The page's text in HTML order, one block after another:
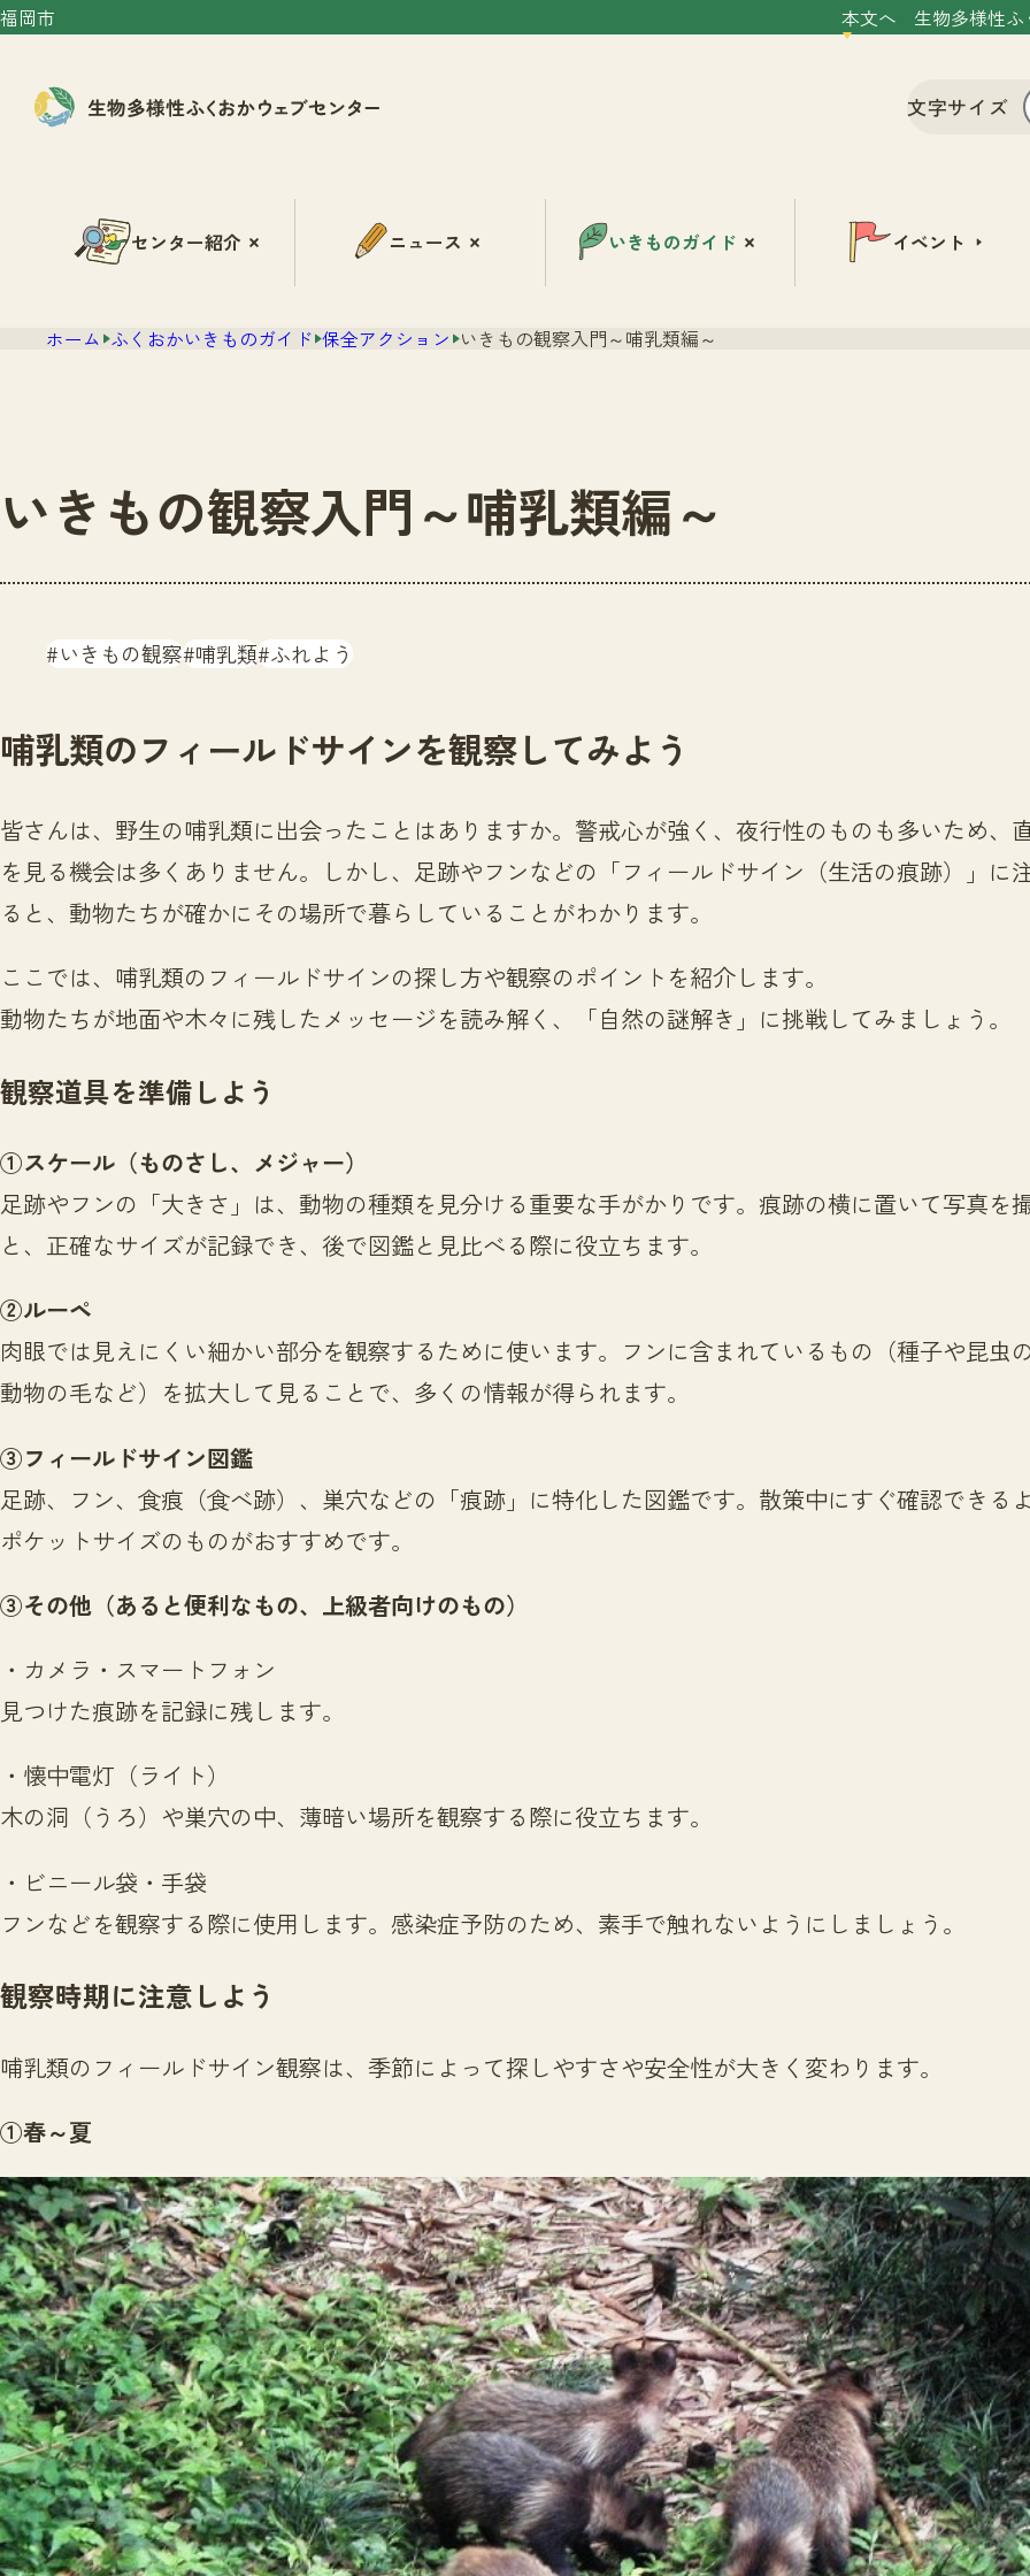
福岡市 本文へ 生物多様性
文字サイズ
センター紹介 ニュース いきものガイド イベント
ホーム ふくおかいきものガイド 保全アクション いきもの観察入門～哺乳類編～
いきもの観察入門～哺乳類編～
いきもの観察 哺乳類 ふれよう
哺乳類のフィールドサインを観察してみよう
皆さんは、野生の哺乳類に出会ったことはありますか。警戒心が強く、夜行性のものも多いため、
を見る機会は多くありません。しかし、足跡やフンなどの「フィールドサイン（生活の痕跡）」に
ると、動物たちが確かにその場所で暮らしていることがわかります。
ここでは、哺乳類のフィールドサインの探し方や観察のポイントを紹介します。
動物たちが地面や木々に残したメッセージを読み解く、「自然の謎解き」に挑戦してみましょう。
観察道具を準備しよう
①スケール（ものさし、メジャー）
足跡やフンの「大きさ」は、動物の種類を見分ける重要な手がかりです。痕跡の横に置いて写真を
と、正確なサイズが記録でき、後で図鑑と見比べる際に役立ちます。
②ルーペ
肉眼では見えにくい細かい部分を観察するために使います。フンに含まれているもの（種子や昆虫の
動物の毛など）を拡大して見ることで、多くの情報が得られます。
③フィールドサイン図鑑
足跡、フン、食痕（食べ跡）、巣穴などの「痕跡」に特化した図鑑です。散策中にすぐ確認できるよ
ポケットサイズのものがおすすめです。
③その他（あると便利なもの、上級者向けのもの）
・カメラ・スマートフォン
見つけた痕跡を記録に残します。
・懐中電灯（ライト）
木の洞（うろ）や巣穴の中、薄暗い場所を観察する際に役立ちます。
・ビニール袋・手袋
フンなどを観察する際に使用します。感染症予防のため、素手で触れないようにしましょう。
観察時期に注意しよう
哺乳類のフィールドサイン観察は、季節によって探しやすさや安全性が大きく変わります。
①春～夏